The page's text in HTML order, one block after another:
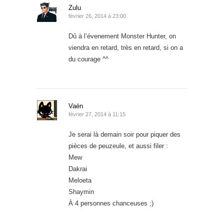
Zulu
février 26, 2014 à 23:00
Dû à l’évenement Monster Hunter, on
viendra en retard, très en retard, si on a
du courage ^^
Vaën
février 27, 2014 à 11:15
Je serai là demain soir pour piquer des
pièces de peuzeule, et aussi filer :
Mew
Dakrai
Meloeta
Shaymin
À 4 personnes chanceuses ;)